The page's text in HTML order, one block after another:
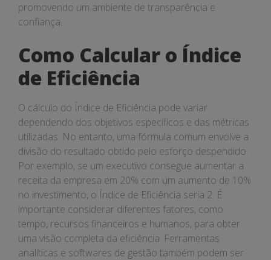
promovendo um ambiente de transparência e
confiança.
Como Calcular o Índice
de Eficiência
O cálculo do Índice de Eficiência pode variar
dependendo dos objetivos específicos e das métricas
utilizadas. No entanto, uma fórmula comum envolve a
divisão do resultado obtido pelo esforço despendido.
Por exemplo, se um executivo consegue aumentar a
receita da empresa em 20% com um aumento de 10%
no investimento, o Índice de Eficiência seria 2. É
importante considerar diferentes fatores, como
tempo, recursos financeiros e humanos, para obter
uma visão completa da eficiência. Ferramentas
analíticas e softwares de gestão também podem ser